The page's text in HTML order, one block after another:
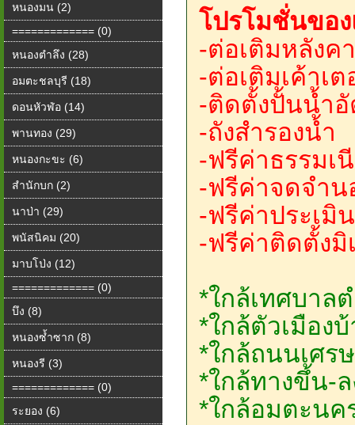
หนองมน (2)
============= (0)
หนองตำลึง (28)
อมตะชลบุรี (18)
ดอนหัวฬ่อ (14)
พานทอง (29)
หนองกะขะ (6)
สำนักบก (2)
นาป่า (29)
พนัสนิคม (20)
มาบโป่ง (12)
============= (0)
บึง (8)
หนองซ้ำซาก (8)
หนองรี (3)
============= (0)
ระยอง (6)
โปรโมชั่นขอ
-ต่อเติมหลังค
-ต่อเติมเค้าเ
-ติดตั้งปั้นน้ำ
-ถังสำรองน้ำ
-ฟรีค่าธรรมเ
-ฟรีค่าจดจำน
-ฟรีค่าประเมิน
-ฟรีค่าติดตั้งมิ
*ใกล้เทศบาล
*ใกล้ตัวเมือง
*ใกล้ถนนเศร
*ใกล้ทางขึ้น-
*ใกล้อมตะนค